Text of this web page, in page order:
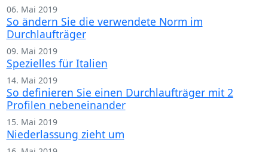
06. Mai 2019
So ändern Sie die verwendete Norm im
Durchlaufträger
09. Mai 2019
Spezielles für Italien
14. Mai 2019
So definieren Sie einen Durchlaufträger mit 2
Profilen nebeneinander
15. Mai 2019
Niederlassung zieht um